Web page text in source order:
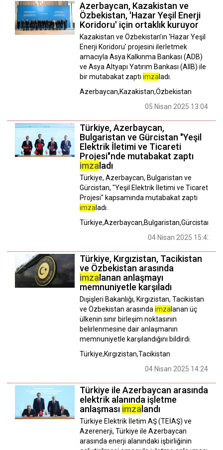
Azerbaycan, Kazakistan ve
Özbekistan, 'Hazar Yeşil Enerji
Koridoru' için ortaklık kuruyor
Kazakistan ve Özbekistan’ın 'Hazar Yeşil
Enerji Koridoru' projesini ilerletmek
amacıyla Asya Kalkınma Bankası (ADB)
ve Asya Altyapı Yatırım Bankası (AIIB) ile
bir mutabakat zaptı imzaladı.
Azerbaycan,Kazakistan,Özbekistan
05 Nisan 2025 13:04
Türkiye, Azerbaycan,
Bulgaristan ve Gürcistan "Yeşil
Elektrik İletimi ve Ticareti
Projesi"nde mutabakat zaptı
imza ladı
Türkiye, Azerbaycan, Bulgaristan ve
Gürcistan, "Yeşil Elektrik İletimi ve Ticareti
Projesi" kapsamında mutabakat zaptı
imza ladı.
Türkiye,Azerbaycan,Bulgaristan,Gürcistan
04 Nisan 2025 15:42
Türkiye, Kırgızistan, Tacikistan
ve Özbekistan arasında
imza lanan anlaşmayı
memnuniyetle karşıladı
Dışişleri Bakanlığı, Kırgızistan, Tacikistan
ve Özbekistan arasında imza lanan üç
ülkenin sınır birleşim noktasının
belirlenmesine dair anlaşmanın
memnuniyetle karşılandığını bildirdi.
Türkiye,Kırgızistan,Tacikistan
04 Nisan 2025 14:24
Türkiye ile Azerbaycan arasında
elektrik alanında işletme
anlaşması imza landı
Türkiye Elektrik İletim AŞ (TEİAŞ) ve
Azerenerji, Türkiye ile Azerbaycan
arasında enerji alanındaki işbirliğinin